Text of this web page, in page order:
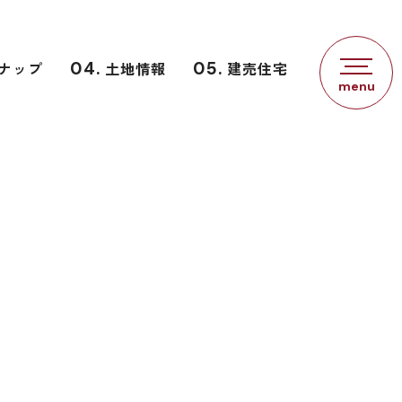
ップ 04. 土地情報 05. 建売住宅